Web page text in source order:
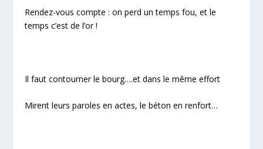
Rendez-vous compte : on perd un temps fou, et le
temps c’est de l’or !
Il faut contourner le bourg….et dans le même effort
Mirent leurs paroles en actes, le béton en renfort…